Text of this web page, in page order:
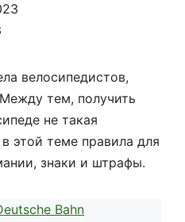
велосипедистов,
тем, получить
не такая
этой теме правила для
знаки и штрафы.
Bahn